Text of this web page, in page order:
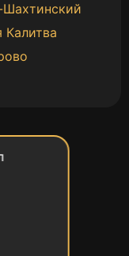
Шахтинский
Калитва